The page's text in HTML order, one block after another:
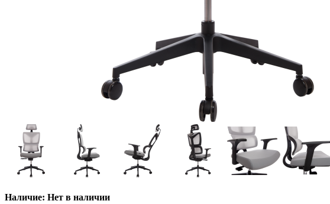
Наличие: Нет в наличии